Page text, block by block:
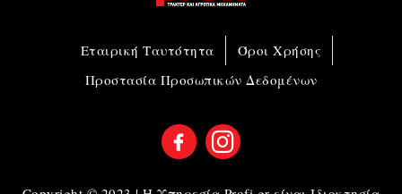
Εταιρική Ταυτότητα
Όροι Χρήσης
Προστασία Προσωπικών Δεδομένων